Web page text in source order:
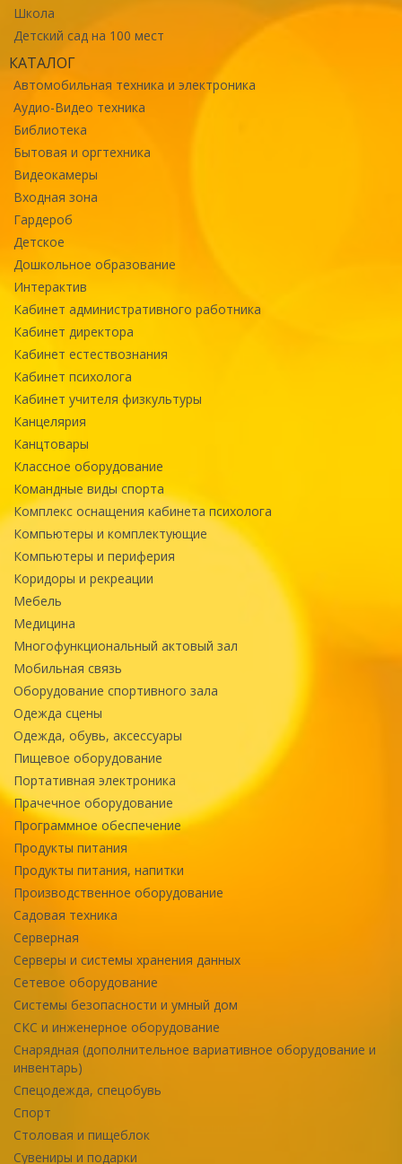
Школа
Детский сад на 100 мест
КАТАЛОГ
Автомобильная техника и электроника
Аудио-Видео техника
Библиотека
Бытовая и оргтехника
Видеокамеры
Входная зона
Гардероб
Детское
Дошкольное образование
Интерактив
Кабинет административного работника
Кабинет директора
Кабинет естествознания
Кабинет психолога
Кабинет учителя физкультуры
Канцелярия
Канцтовары
Классное оборудование
Командные виды спорта
Комплекс оснащения кабинета психолога
Компьютеры и комплектующие
Компьютеры и периферия
Коридоры и рекреации
Мебель
Медицина
Многофункциональный актовый зал
Мобильная связь
Оборудование спортивного зала
Одежда сцены
Одежда, обувь, аксессуары
Пищевое оборудование
Портативная электроника
Прачечное оборудование
Программное обеспечение
Продукты питания
Продукты питания, напитки
Производственное оборудование
Садовая техника
Серверная
Серверы и системы хранения данных
Сетевое оборудование
Системы безопасности и умный дом
СКС и инженерное оборудование
Снарядная (дополнительное вариативное оборудование и
инвентарь)
Спецодежда, спецобувь
Спорт
Столовая и пищеблок
Сувениры и подарки